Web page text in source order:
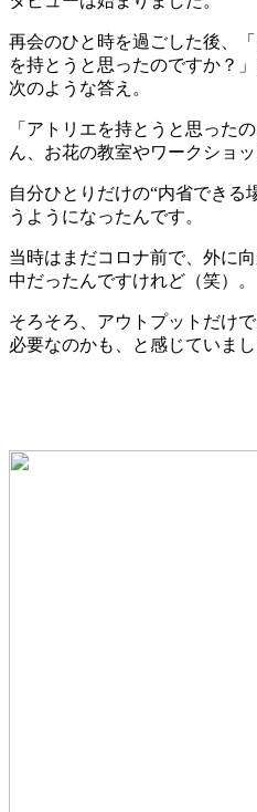
再会のひと時を過ごした後、
を持とうと思ったのですか？
次のような答え。
「アトリエを持とうと思った
ん、お花の教室やワークショ
自分ひとりだけの“内省できる
うようになったんです。
当時はまだコロナ前で、外に
中だったんですけれど（笑）。
そろそろ、アウトプットだけ
必要なのかも、と感じていまし